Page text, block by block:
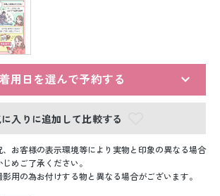
タル
タル
用日を選んで予約する
入りに追加して比較する
お客様の表示環境等により実物と印象の異なる場合
めご了承ください。
用の為お付けする物と異なる場合がございます。